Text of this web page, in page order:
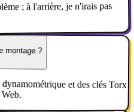
; à l'arrière, je n'irais pas
montage ?
et des clés Torx